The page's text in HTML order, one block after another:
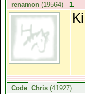
renamon(19564) - 1.
Code_Chris(41927)